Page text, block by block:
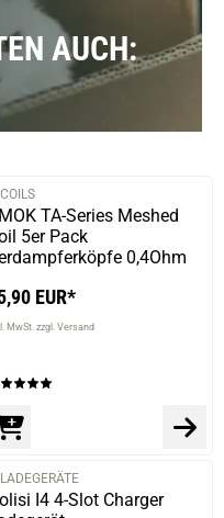
eines Kommentars
und nicht zu
eines Kommentars
AUCH:
COILS
TA-Series Meshed
5er Pack
0,4Ohm
EUR*
MwSt. zzgl. Versand
LADEGERÄTE
I4 4-Slot Charger